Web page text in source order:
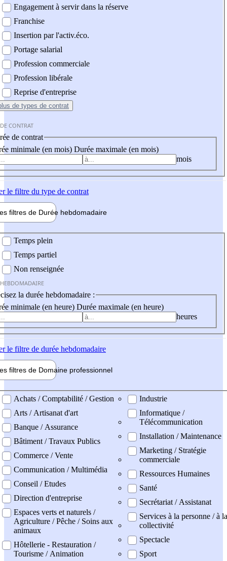
Engagement à servir dans la réserve
Franchise
Insertion par l'activ.éco.
Portage salarial
Profession commerciale
Profession libérale
Reprise d'entreprise
de types de contrat
CONTRAT
de contrat
minimale (en mois) Durée maximale (en mois)
mois
le filtre du type de contrat
filtres de Durée hebdomadaire
Temps plein
Temps partiel
Non renseignée
la durée hebdomadaire :
minimale (en heure) Durée maximale (en heure)
heures
le filtre de durée hebdomadaire
filtres de Domaine professionnel
professionel
Achats / Comptabilité / Gestion
Arts / Artisanat d'art
Banque / Assurance
Bâtiment / Travaux Publics
Commerce / Vente
Communication / Multimédia
Conseil / Etudes
Direction d'entreprise
Espaces verts et naturels /
Agriculture / Pêche / Soins aux
animaux
Hôtellerie - Restauration /
Tourisme / Animation
Industrie
Informatique /
Télécommunication
Installation / Maintenance
Marketing / Stratégie
commerciale
Ressources Humaines
Santé
Secrétariat / Assistanat
Services à la personne / à la
collectivité
Spectacle
Sport